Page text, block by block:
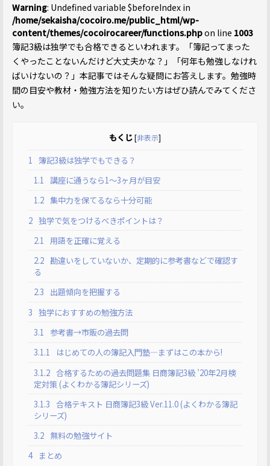
Warning: Undefined variable $beforeIndex in
/home/sekaisha/cocoiro.me/public_html/wp-
content/themes/cocoirocareer/functions.phpon line 1003
簿記3級は独学でも合格できるといわれます。「簿記ってまった
くやったことないんだけど大丈夫かな？」「何年も勉強しなけれ
ばいけないの？」本記事ではそんな疑問にお答えします。勉強時
間の目安や教材・勉強方法を知りたい方はぜひ読んでみてくださ
い。
もくじ[非表示]
1
簿記3級は独学でもできる？
1.1 講座に通うなら1〜3ヶ月が目安
1.2 集中力を保てるなら十分可能
2 独学で気をつけるべきポイントは？
2.1 用語を正確に覚える
2.2 勘違いをしていないか、定期的に参考書などで確認す
る
2.3
出題傾向を把握する
3 独学におすすめの勉強方法
3.1
参考書→市販の過去問
3.1.1
はじめての人の簿記入門塾―まずはこの本から!
3.1.2 合格するための過去問題集 日商簿記3級 ’20年2月検
定対策 (よくわかる簿記シリーズ)
3.1.3 合格テキスト 日商簿記3級 Ver.11.0 (よくわかる簿記
シリーズ)
3.2 無料の勉強サイト
4
まとめ